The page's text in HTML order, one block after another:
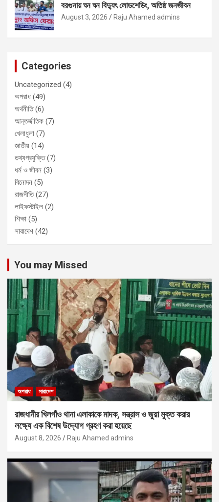
বরগুনায় ঘন ঘন বিদ্যুৎ লোডশেডিং, অতিষ্ঠ জনজীবন
August 3, 2026 Raju Ahamed admins
Categories
Uncategorized (4)
অপরাধ (49)
অর্থনীতি(6)
আন্তর্জাতিক (7)
খেলাধুলা (7)
জাতীয় (14)
তথ্যপ্রযুক্তি(7)
ধর্ম ও জীবন (3)
বিনোদন (5)
রাজনীতি(27)
লাইফস্টাইল (2)
শিক্ষা (5)
সারাদেশ (42)
You may Missed
অপরাধ সারাদেশ
রাজধানীর খিলগাঁও থানা এলাকাকে মাদক, সন্ত্রাস ও জুয়া মুক্ত করার
লক্ষ্যে এক বিশেষ উদ্যোগ গ্রহণ করা হয়েছে
August 8, 2026 Raju Ahamed admins